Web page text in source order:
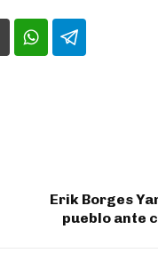
Erik Borges
pueblo ante